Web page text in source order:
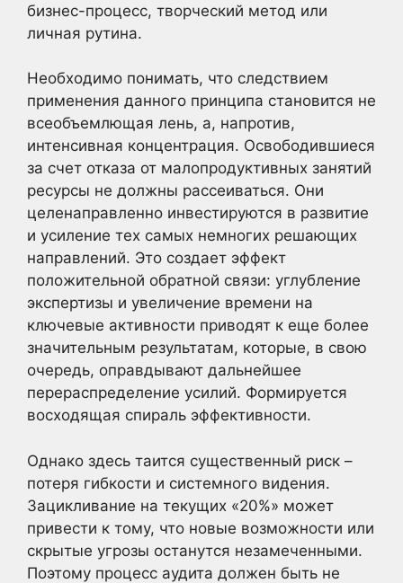
бизнес-процесс, творческий метод или
личная рутина.
Необходимо понимать, что следствием
применения данного принципа становится не
всеобъемлющая лень, а, напротив,
интенсивная концентрация. Освободившиеся
за счет отказа от малопродуктивных занятий
ресурсы не должны рассеиваться. Они
целенаправленно инвестируются в развитие
и усиление тех самых немногих решающих
направлений. Это создает эффект
положительной обратной связи: углубление
экспертизы и увеличение времени на
ключевые активности приводят к еще более
значительным результатам, которые, в свою
очередь, оправдывают дальнейшее
перераспределение усилий. Формируется
восходящая спираль эффективности.
Однако здесь таится существенный риск –
потеря гибкости и системного видения.
Зацикливание на текущих «20%» может
привести к тому, что новые возможности или
скрытые угрозы останутся незамеченными.
Поэтому процесс аудита должен быть не